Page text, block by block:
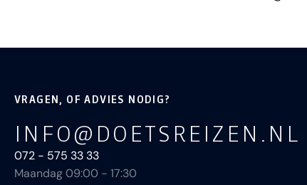
VRAGEN, OF ADVIES NODIG?
INFO@DOETSREIZEN.NL
072 - 575 33 33
Maandag 09:00 - 17:30